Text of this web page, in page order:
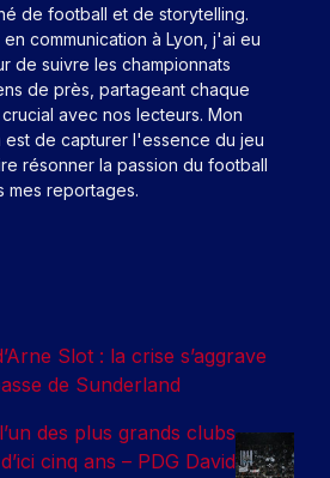
de football et de storytelling.
en communication à Lyon, j'ai eu
de suivre les championnats
de près, partageant chaque
avec nos lecteurs. Mon
est de capturer l'essence du jeu
résonner la passion du football
mes reportages.
Slot : la crise s’aggrave
de Sunderland
des plus grands clubs
cinq ans – PDG David